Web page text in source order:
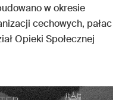
w okresie
cechowych, pałac
Opieki Społecznej